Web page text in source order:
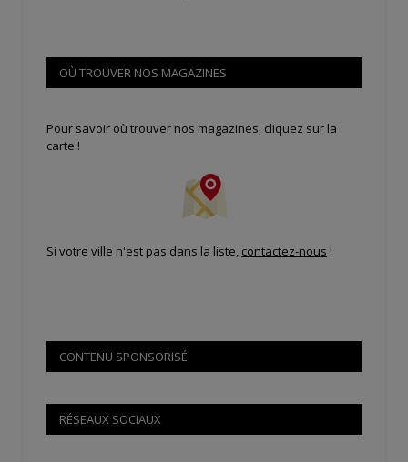
OÙ TROUVER NOS MAGAZINES
Pour savoir où trouver nos magazines, cliquez sur la
carte !
Si votre ville n'est pas dans la liste, contactez-nous !
CONTENU SPONSORISÉ
RÉSEAUX SOCIAUX